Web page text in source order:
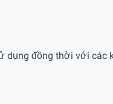
dụng đồng thời với các